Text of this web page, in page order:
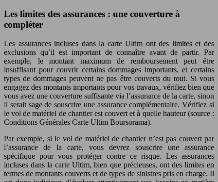
Les limites des assurances : une couverture à
compléter
Les assurances incluses dans la carte Ultim ont des limites et des
exclusions qu’il est important de connaître avant de partir. Par
exemple, le montant maximum de remboursement peut être
insuffisant pour couvrir certains dommages importants, et certains
types de dommages peuvent ne pas être couverts du tout. Si vous
engagez des montants importants pour vos travaux, vérifiez bien que
vous avez une couverture suffisante via l’assurance de la carte, sinon
il serait sage de souscrire une assurance complémentaire. Vérifiez si
le vol de matériel de chantier est couvert et à quelle hauteur (source :
Conditions Générales Carte Ultim Boursorama).
Par exemple, si le vol de matériel de chantier n’est pas couvert par
l’assurance de la carte, vous devrez souscrire une assurance
spécifique pour vous protéger contre ce risque. Les assurances
incluses dans la carte Ultim, bien que précieuses, ont des limites en
termes de montants couverts et de types de sinistres pris en charge. Il